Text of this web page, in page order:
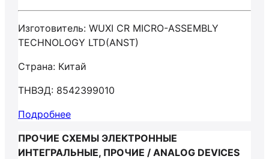
Изготовитель: WUXI CR MICRO-ASSEMBLY
TECHNOLOGY LTD(ANST)
Страна: Китай
ТНВЭД: 8542399010
Подробнее
ПРОЧИЕ СХЕМЫ ЭЛЕКТРОННЫЕ
ИНТЕГРАЛЬНЫЕ, ПРОЧИЕ / ANALOG DEVICES